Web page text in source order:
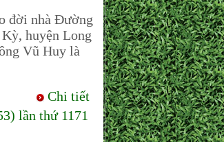
đời nhà Đường
huyện Long
Vũ Huy là
Chi tiết
lần thứ 1171